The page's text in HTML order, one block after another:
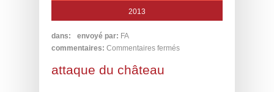
2013
dans: envoyé par: FA
commentaires: Commentaires fermés
attaque du château